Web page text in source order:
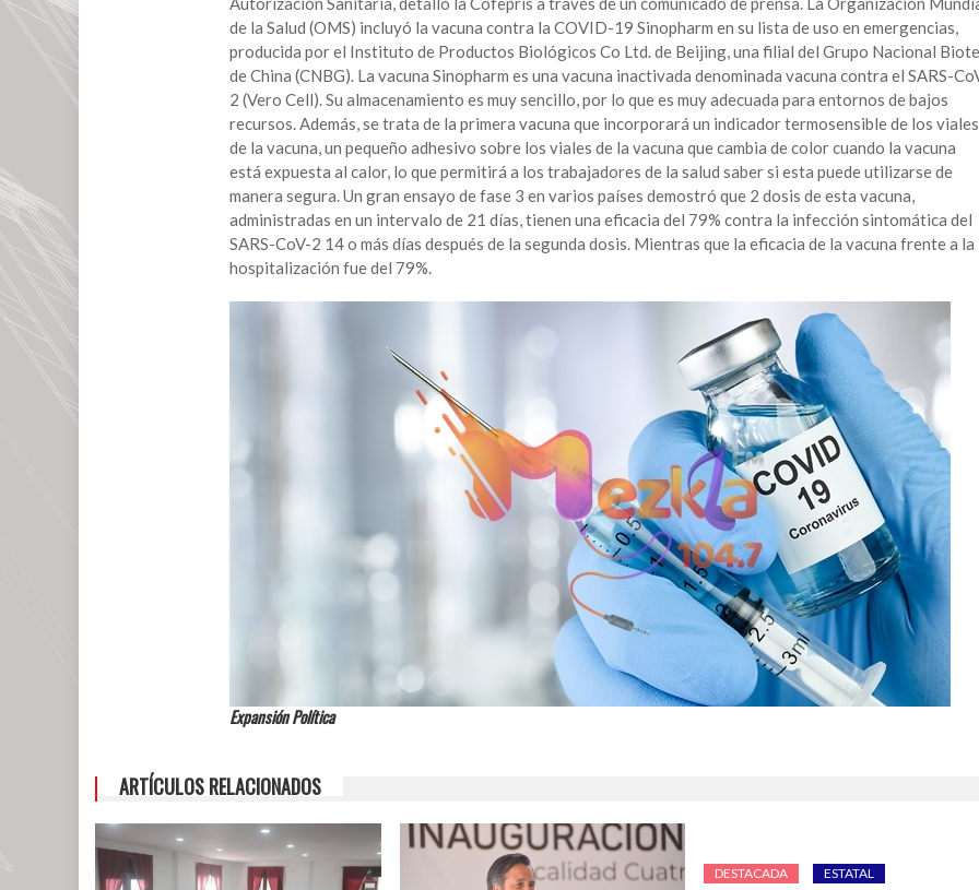
de la Salud (OMS) incluyó la vacuna contra la COVID-19 Sinopharm en su lista de uso en emergencias,
producida por el Instituto de Productos Biológicos Co Ltd. de Beijing, una filial del Grupo Nacional
de China (CNBG). La vacuna Sinopharm es una vacuna inactivada denominada vacuna contra el SARS-
2 (Vero Cell). Su almacenamiento es muy sencillo, por lo que es muy adecuada para entornos de bajos
recursos. Además, se trata de la primera vacuna que incorporará un indicador termosensible de los viales
de la vacuna, un pequeño adhesivo sobre los viales de la vacuna que cambia de color cuando la vacuna
está expuesta al calor, lo que permitirá a los trabajadores de la salud saber si esta puede utilizarse de
manera segura. Un gran ensayo de fase 3 en varios países demostró que 2 dosis de esta vacuna,
administradas en un intervalo de 21 días, tienen una eficacia del 79% contra la infección sintomática del
SARS-CoV-2 14 o más días después de la segunda dosis. Mientras que la eficacia de la vacuna frente a la
hospitalización fue del 79%.
Expansión Política
ARTÍCULOS RELACIONADOS
DESTACADA ESTATAL